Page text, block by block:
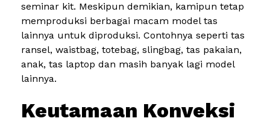
seminar kit. Meskipun demikian, kamipun tetap
memproduksi berbagai macam model tas
lainnya untuk diproduksi. Contohnya seperti tas
ransel, waistbag, totebag, slingbag, tas pakaian,
anak, tas laptop dan masih banyak lagi model
lainnya.
Keutamaan Konveksi